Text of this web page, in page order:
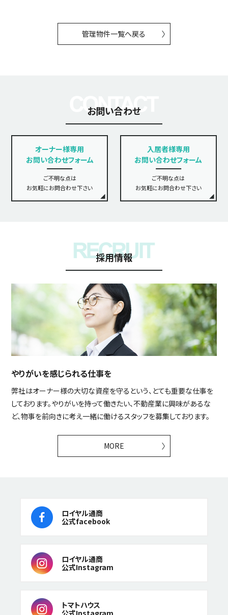
管理物件一覧へ戻る
お問い合わせ
オーナー様専用
お問い合わせフォーム
ご不明な点は
お気軽にお問合わせ下さい
入居者様専用
お問い合わせフォーム
ご不明な点は
お気軽にお問合わせ下さい
採用情報
やりがいを感じられる仕事を
弊社はオーナー様の大切な資産を守るという、とても重要な仕事を
しております。やりがいを持って働きたい、不動産業に興味があるな
ど、物事を前向きに考え一緒に働けるスタッフを募集しております。
MORE
ロイヤル通商
公式facebook
ロイヤル通商
公式Instagram
トマトハウス